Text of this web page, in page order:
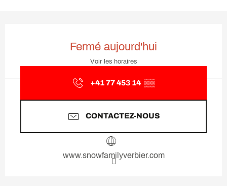
Fermé aujourd'hui
Voir les horaires
+41 77 453 14 ▒▒
CONTACTEZ-NOUS
www.snowfamilyverbier.com